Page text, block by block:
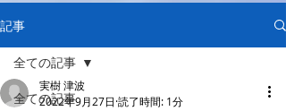
記事
全ての記事
全ての記事
実樹 津波
2022年9月27日 読了時間: 1分